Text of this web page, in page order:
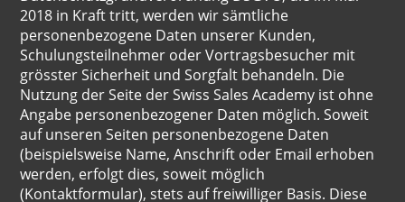
2018 in Kraft tritt, werden wir sämtliche
personenbezogene Daten unserer Kunden,
Schulungsteilnehmer oder Vortragsbesucher mit
grösster Sicherheit und Sorgfalt behandeln. Die
Nutzung der Seite der Swiss Sales Academy ist ohne
Angabe personenbezogener Daten möglich. Soweit
auf unseren Seiten personenbezogene Daten
(beispielsweise Name, Anschrift oder Email erhoben
werden, erfolgt dies, soweit möglich
(Kontaktformular), stets auf freiwilliger Basis. Diese